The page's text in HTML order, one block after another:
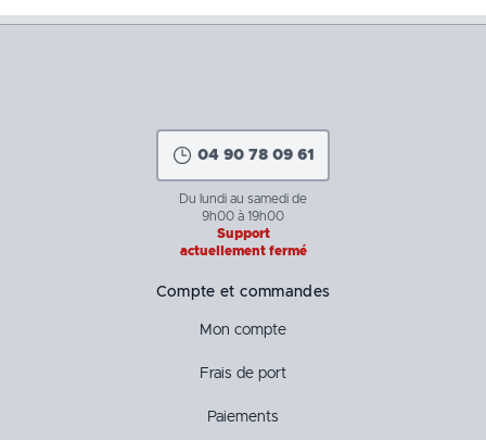
04 90 78 09 61
Du lundi au samedi de
9h00 à 19h00
Support
actuellement fermé
Compte et commandes
Mon compte
Frais de port
Paiements